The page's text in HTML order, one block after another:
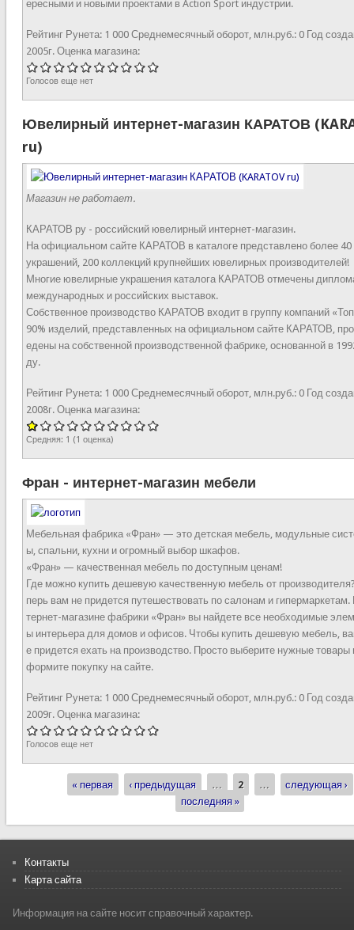
ересными и новыми проектами в Action Sport индустрии.
Рейтинг Рунета: 1 000 Среднемесячный оборот, млн.руб.: 0 Год
2005г. Оценка магазина:
Голосов еще нет
Ювелирный интернет-магазин КАРАТОВ
ru)
Магазин не работает.
КАРАТОВ ру - российский ювелирный интернет-магазин.
На официальном сайте КАРАТОВ в каталоге представлено более 40
украшений, 200 коллекций крупнейших ювелирных производителей!
Многие ювелирные украшения каталога КАРАТОВ отмечены
международных и российских выставок.
Собственное производство КАРАТОВ входит в группу компаний
90% изделий, представленных на официальном сайте КАРАТОВ,
едены на собственной производственной фабрике, основанной в
ду.
Рейтинг Рунета: 1 000 Среднемесячный оборот, млн.руб.: 0 Год
2008г. Оценка магазина:
Средняя: 1 (1 оценка)
Фран - интернет-магазин мебели
Мебельная фабрика «Фран» — это детская мебель, модульные
ы, спальни, кухни и огромный выбор шкафов.
«Фран» — качественная мебель по доступным ценам!
Где можно купить дешевую качественную мебель от
перь вам не придется путешествовать по салонам и гипермаркетам.
тернет-магазине фабрики «Фран» вы найдете все необходимые
ы интерьера для домов и офисов. Чтобы купить дешевую мебель,
е придется ехать на производство. Просто выберите нужные товары
формите покупку на сайте.
Рейтинг Рунета: 1 000 Среднемесячный оборот, млн.руб.: 0 Год
2009г. Оценка магазина:
Голосов еще нет
Страницы
« первая ‹ предыдущая … 2 …
следующая ›
последняя »
Контакты
Карта сайта
Информация на сайте носит справочный характер.